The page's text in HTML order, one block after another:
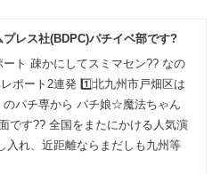
レス社(BDPC)パチイベ部です?
ート 疎かにしてスミマセン?? なの
ポート2連発 1️⃣北九州市戸畑区は
のパチ専から パチ娘☆魔法ちゃん
です?? 全国をまたにかける人気演
入れ、近距離ならまだしも九州等